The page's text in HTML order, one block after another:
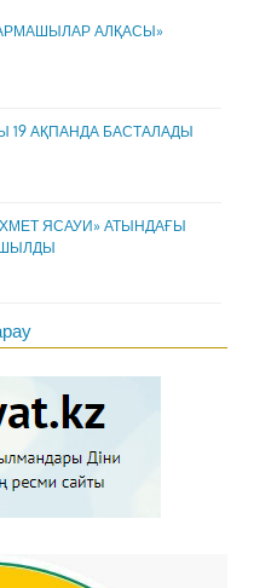
АЛҚАСЫ»
АҚПАНДА БАСТАЛАДЫ
ЯСАУИ» АТЫНДАҒЫ